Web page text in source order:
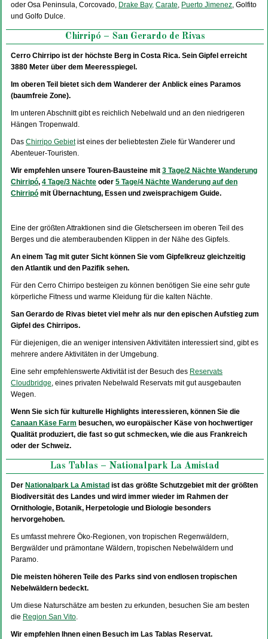
oder Osa Peninsula, Corcovado, Drake Bay, Carate, Puerto Jimenez, Golfito
und Golfo Dulce.
Chirripó – San Gerardo de Rivas
Cerro Chirripo ist der höchste Berg in Costa Rica. Sein Gipfel erreicht
3880 Meter über dem Meeresspiegel.
Im oberen Teil bietet sich dem Wanderer der Anblick eines Paramos
(baumfreie Zone).
Im unteren Abschnitt gibt es reichlich Nebelwald und an den niedrigeren
Hängen Tropenwald.
Das Chirripo Gebietist eines der beliebtesten Ziele für Wanderer und
Abenteuer-Touristen.
Wir empfehlen unsere Touren-Bausteine mit 3 Tage/2 Nächte Wanderung
Chirripó, 4 Tage/3 Nächte oder 5 Tage/4 Nächte Wanderung auf den
Chirripó mit Übernachtung, Essen und zweisprachigem Guide.
Eine der größten Attraktionen sind die Gletscherseen im oberen Teil des
Berges und die atemberaubenden Klippen in der Nähe des Gipfels.
An einem Tag mit guter Sicht können Sie vom Gipfelkreuz gleichzeitig
den Atlantik und den Pazifik sehen.
Für den Cerro Chirripo besteigen zu können benötigen Sie eine sehr gute
körperliche Fitness und warme Kleidung für die kalten Nächte.
San Gerardo de Rivas bietet viel mehr als nur den epischen Aufstieg zum
Gipfel des Chirripos.
Für diejenigen, die an weniger intensiven Aktivitäten interessiert sind, gibt es
mehrere andere Aktivitäten in der Umgebung.
Eine sehr empfehlenswerte Aktivität ist der Besuch des Reservats
Cloudbridge, eines privaten Nebelwald Reservats mit gut ausgebauten
Wegen.
Wenn Sie sich für kulturelle Highlights interessieren, können Sie die
Canaan Käse Farm besuchen, wo europäischer Käse von hochwertiger
Qualität produziert, die fast so gut schmecken, wie die aus Frankreich
oder der Schweiz.
Las Tablas – Nationalpark La Amistad
Der Nationalpark La Amistad ist das größte Schutzgebiet mit der größten
Biodiversität des Landes und wird immer wieder im Rahmen der
Ornithologie, Botanik, Herpetologie und Biologie besonders
hervorgehoben.
Es umfasst mehrere Öko-Regionen, von tropischen Regenwäldern,
Bergwälder und prämontane Wäldern, tropischen Nebelwäldern und
Paramo.
Die meisten höheren Teile des Parks sind von endlosen tropischen
Nebelwäldern bedeckt.
Um diese Naturschätze am besten zu erkunden, besuchen Sie am besten
die Region San Vito.
Wir empfehlen Ihnen einen Besuch im Las Tablas Reservat.